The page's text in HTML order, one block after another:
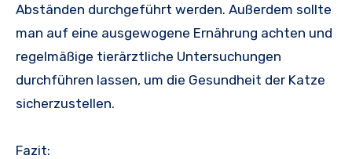
Abständen durchgeführt werden. Außerdem sollte
man auf eine ausgewogene Ernährung achten und
regelmäßige tierärztliche Untersuchungen
durchführen lassen, um die Gesundheit der Katze
sicherzustellen.
Fazit: